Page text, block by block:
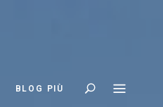
BLOG PIÙ Search